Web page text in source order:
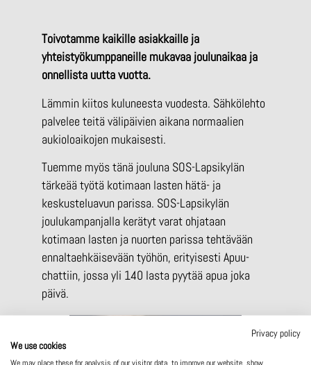
Toivotamme kaikille asiakkaille ja
yhteistyökumppaneille mukavaa joulunaikaa ja
onnellista uutta vuotta.
Lämmin kiitos kuluneesta vuodesta. Sähkölehto
palvelee teitä välipäivien aikana normaalien
aukioloaikojen mukaisesti.
Tuemme myös tänä jouluna SOS-Lapsikylän
tärkeää työtä kotimaan lasten hätä- ja
keskusteluavun parissa. SOS-Lapsikylän
joulukampanjalla kerätyt varat ohjataan
kotimaan lasten ja nuorten parissa tehtävään
ennaltaehkäisevään työhön, erityisesti Apuu-
chattiin, jossa yli 140 lasta pyytää apua joka
päivä.
Privacy policy
We use cookies
We may place these for analysis of our visitor data, to improve our website, show